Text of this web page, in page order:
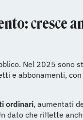
cresce
Nel 2025 sono
e abbonamenti, con
ordinari, aumentati
dato che riflette